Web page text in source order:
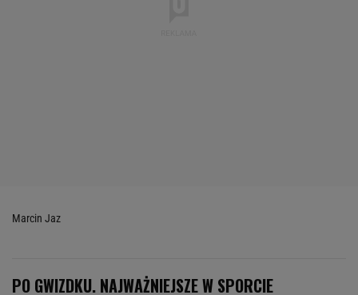
Marcin Jaz